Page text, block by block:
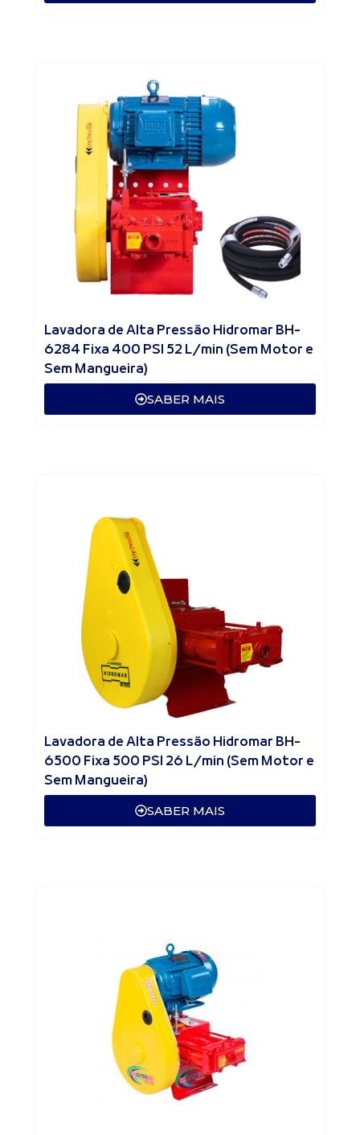
Lavadora de Alta Pressão Hidromar BH-
6284 Fixa 400 PSI 52 L/min (Sem Motor e
Sem Mangueira)
SABER MAIS
Lavadora de Alta Pressão Hidromar BH-
6500 Fixa 500 PSI 26 L/min (Sem Motor e
Sem Mangueira)
SABER MAIS